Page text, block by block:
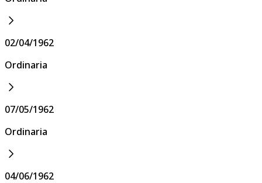
02/04/1962
Ordinaria
07/05/1962
Ordinaria
04/06/1962